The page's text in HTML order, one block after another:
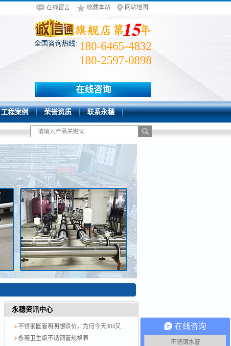
在线留言 收藏本站 网站地图
全国咨询热线: 180-6465-4832
180-2597-0898
在线咨询
工程案例 荣誉资质 联系永穗
永穗资讯中心
不锈钢圆管明明想跌价，为何今天304又涨了？涨就对了，计划跟不上变化
永穗卫生级不锈钢管规格表
在线咨询
不锈钢水管